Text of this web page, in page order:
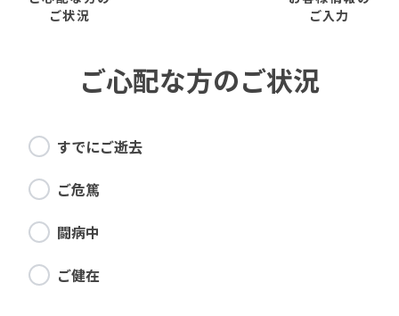
ご状況
ご入力
ご心配な方のご状況
すでにご逝去
ご危篤
闘病中
ご健在